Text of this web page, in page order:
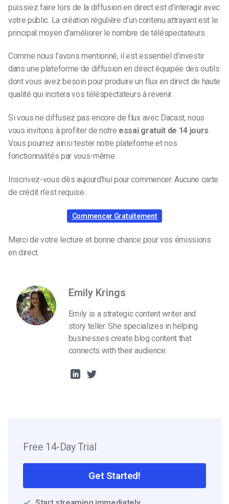
puissiez faire lors de la diffusion en direct est d’interagir avec
votre public. La création régulière d’un contenu attrayant est le
principal moyen d’améliorer le nombre de téléspectateurs.
Comme nous l’avons mentionné, il est essentiel d’investir
dans une plateforme de diffusion en direct équipée des outils
dont vous avez besoin pour produire un flux en direct de haute
qualité qui incitera vos téléspectateurs à revenir.
Si vous ne diffusez pas encore de flux avec Dacast, nous
vous invitons à profiter de notre essai gratuit de 14 jours.
Vous pourrez ainsi tester notre plateforme et nos
fonctionnalités par vous-même.
Inscrivez-vous dès aujourd’hui pour commencer. Aucune carte
de crédit n’est requise.
Commencer Gratuitement
Merci de votre lecture et bonne chance pour vos émissions
en direct.
Emily Krings
Emily is a strategic content writer and
story teller. She specializes in helping
businesses create blog content that
connects with their audience.
Free 14-Day Trial
Get Started!